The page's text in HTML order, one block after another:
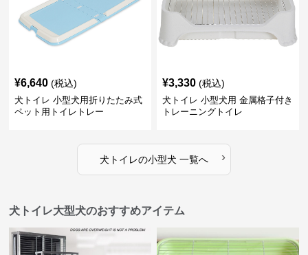
¥6,640 (税込)
犬トイレ 小型犬用折りたたみ式
ペット用トイレトレー
¥3,330 (税込)
犬トイレ 小型犬用 金属格子付き
トレーニングトイレ
犬トイレの小型犬 一覧へ ›
犬トイレ大型犬のおすすめアイテム